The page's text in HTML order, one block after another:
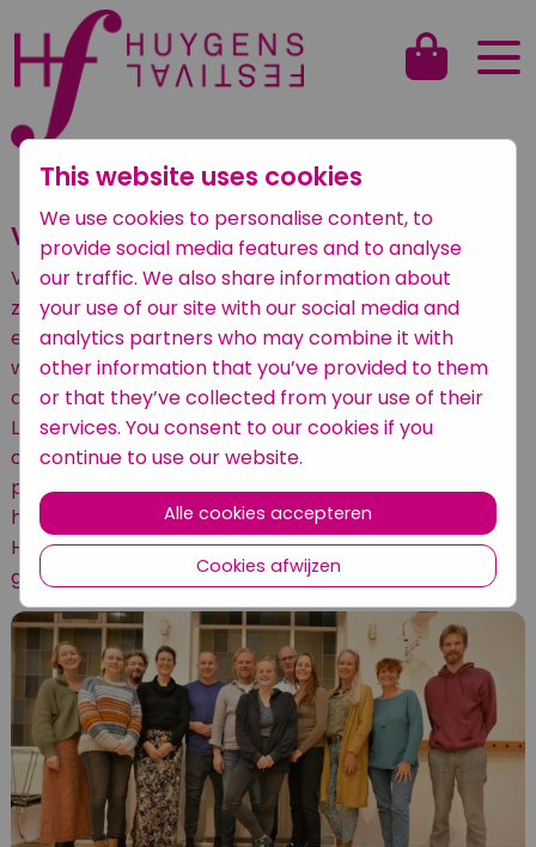
Terug naar het overzicht
Vocaal ensemble Ludens
Vocaal ensemble Ludens bestaat uit 12 geoefende
zangers. In wisselende samenstelling brengt het koor
een gevarieerd en uitdagend programma. Het koor
werkt op projectbasis en staat onder leiding van
dirigent en zanger Raoul Boesten.
Ludens staat voor spel. Spel maakt een belangrijk
onderdeel uit van het repetitieproces en het
programma. Ludens streeft ernaar om een deel van
het programma vanuit improvisatie vorm te geven.
Hoe klinkt muziek als zij vanuit vrijheid in het moment
geschapen wordt?
This website uses cookies
We use cookies to personalise content, to
provide social media features and to analyse
our traffic. We also share information about
your use of our site with our social media and
analytics partners who may combine it with
other information that you’ve provided to them
or that they’ve collected from your use of their
services. You consent to our cookies if you
continue to use our website.
Alle cookies accepteren
Cookies afwijzen